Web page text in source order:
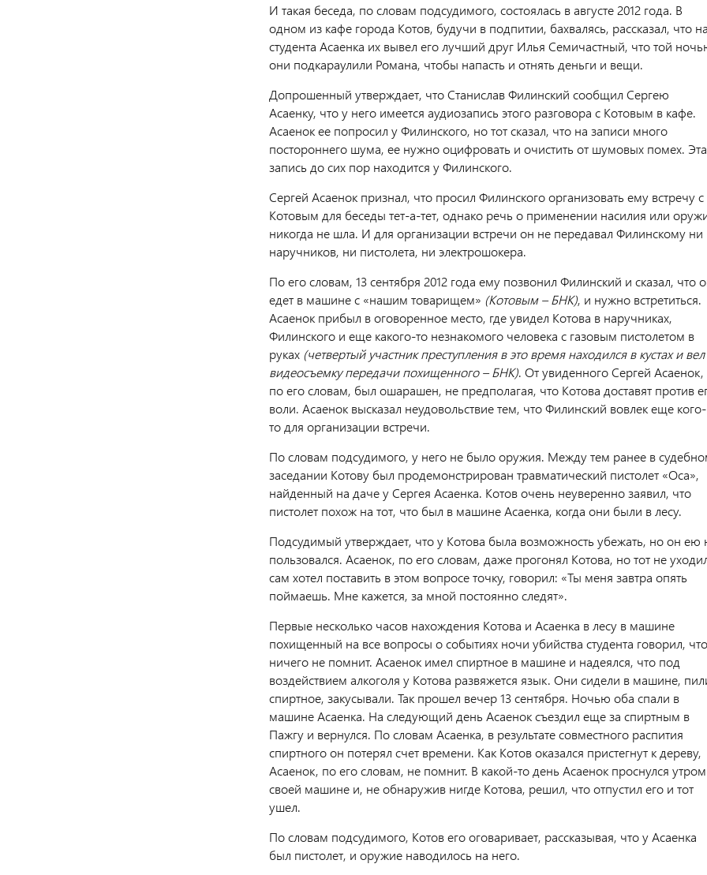
И такая беседа, по словам подсудимого, состоялась в августе 2012 года. В
одном из кафе города Котов, будучи в подпитии, бахвалясь, рассказал, что на
студента Асаенка их вывел его лучший друг Илья Семичастный, что той
они подкараулили Романа, чтобы напасть и отнять деньги и вещи.
Допрошенный утверждает, что Станислав Филинский сообщил Сергею
Асаенку, что у него имеется аудиозапись этого разговора с Котовым в кафе.
Асаенок ее попросил у Филинского, но тот сказал, что на записи много
постороннего шума, ее нужно оцифровать и очистить от шумовых помех. Эта
запись до сих пор находится у Филинского.
Сергей Асаенок признал, что просил Филинского организовать ему встречу с
Котовым для беседы тет-а-тет, однако речь о применении насилия или
никогда не шла. И для организации встречи он не передавал Филинскому ни
наручников, ни пистолета, ни электрошокера.
По его словам, 13 сентября 2012 года ему позвонил Филинский и сказал, что
едет в машине с «нашим товарищем» (Котовым – БНК), и нужно встретиться.
Асаенок прибыл в оговоренное место, где увидел Котова в наручниках,
Филинского и еще какого-то незнакомого человека с газовым пистолетом в
руках (четвертый участник преступления в это время находился в кустах и вел
видеосъемку передачи похищенного – БНК). От увиденного Сергей Асаенок,
по его словам, был ошарашен, не предполагая, что Котова доставят против
воли. Асаенок высказал неудовольствие тем, что Филинский вовлек еще кого-
то для организации встречи.
По словам подсудимого, у него не было оружия. Между тем ранее в
заседании Котову был продемонстрирован травматический пистолет «Оса»,
найденный на даче у Сергея Асаенка. Котов очень неуверенно заявил, что
пистолет похож на тот, что был в машине Асаенка, когда они были в лесу.
Подсудимый утверждает, что у Котова была возможность убежать, но он ею
пользовался. Асаенок, по его словам, даже прогонял Котова, но тот не
сам хотел поставить в этом вопросе точку, говорил: «Ты меня завтра опять
поймаешь. Мне кажется, за мной постоянно следят».
Первые несколько часов нахождения Котова и Асаенка в лесу в машине
похищенный на все вопросы о событиях ночи убийства студента говорил, что
ничего не помнит. Асаенок имел спиртное в машине и надеялся, что под
воздействием алкоголя у Котова развяжется язык. Они сидели в машине,
спиртное, закусывали. Так прошел вечер 13 сентября. Ночью оба спали в
машине Асаенка. На следующий день Асаенок съездил еще за спиртным в
Пажгу и вернулся. По словам Асаенка, в результате совместного распития
спиртного он потерял счет времени. Как Котов оказался пристегнут к дереву,
Асаенок, по его словам, не помнит. В какой-то день Асаенок проснулся
своей машине и, не обнаружив нигде Котова, решил, что отпустил его и тот
ушел.
По словам подсудимого, Котов его оговаривает, рассказывая, что у Асаенка
был пистолет, и оружие наводилось на него.